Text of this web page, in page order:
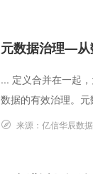
元数据治理—从
... 定义合并在一起
数据的有效治理。
来源： 亿信华辰数